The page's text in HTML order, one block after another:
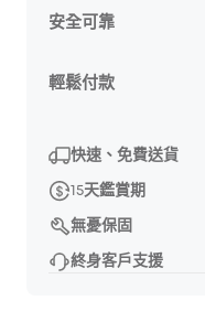
安全可靠
輕鬆付款
快速、免費送貨
15天鑑賞期
無憂保固
終身客戶支援